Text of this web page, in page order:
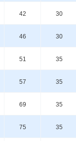
42 30
46 30
51 35
57 35
69 35
75 35